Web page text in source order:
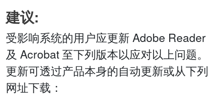
建议:
受影响系统的用户应更新 Adobe Reader
及 Acrobat 至下列版本以应对以上问题。
更新可透过产品本身的自动更新或从下列
网址下载：